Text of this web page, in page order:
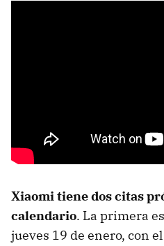
Xiaomi tiene dos citas
calendario. La primera
jueves 19 de enero, con